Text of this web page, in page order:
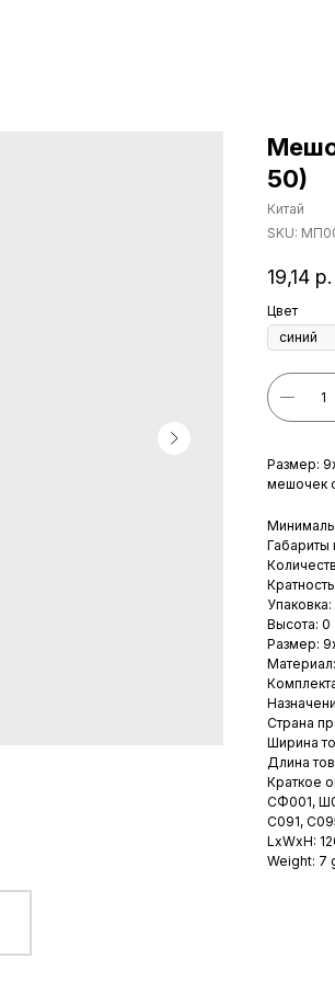
50)
Китай
SKU:
19,14 р.
Цвет
Размер:
мешочек
Габариты
Высота: 0
Размер:
Страна
Ширина
Длина
Краткое
СФ001,
С091,
LxWxH:
Weight: 7